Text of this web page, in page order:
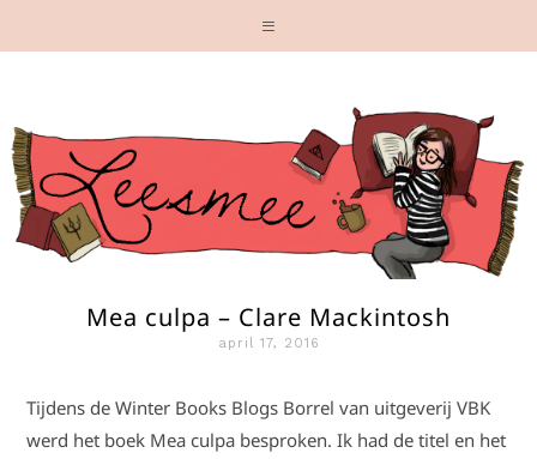
Mea culpa – Clare Mackintosh
april 17, 2016
Tijdens de Winter Books Blogs Borrel van uitgeverij VBK
werd het boek Mea culpa besproken. Ik had de titel en het